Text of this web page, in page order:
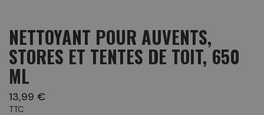
NETTOYANT POUR AUVENTS,
STORES ET TENTES DE TOIT, 650
ML
13,99 €
TTC